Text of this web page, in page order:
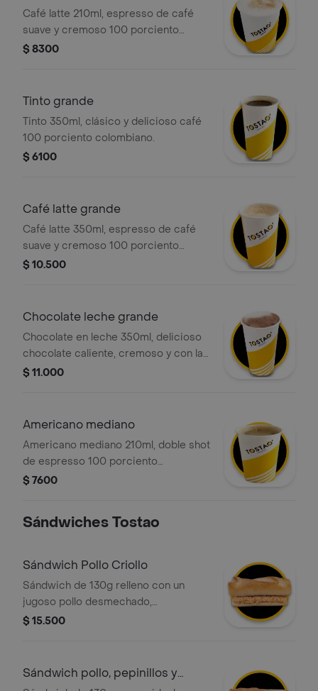
Café latte 210ml, espresso de café
suave y cremoso 100 porciento
colombiano con la cantidad justa de
$ 8300
Tinto grande
Tinto 350ml, clásico y delicioso café
100 porciento colombiano.
$ 6100
Café latte grande
Café latte 350ml, espresso de café
suave y cremoso 100 porciento
colombiano con la cantidad justa de
$ 10.500
Chocolate leche grande
Chocolate en leche 350ml, delicioso
chocolate caliente, cremoso y con la
textura perfecta. preparado con leche
$ 11.000
Americano mediano
Americano mediano 210ml, doble shot
de espresso 100 porciento
colombiano, diluido con agua. sabor
$ 7600
Sándwiches Tostao
Sándwich Pollo Criollo
Sándwich de 130g relleno con un
jugoso pollo desmechado,
perfectamente sazonado al estilo
crujiente en cada mordisco.
$ 15.500
Sándwich pollo, pepinillos y